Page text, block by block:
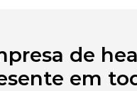
de
em